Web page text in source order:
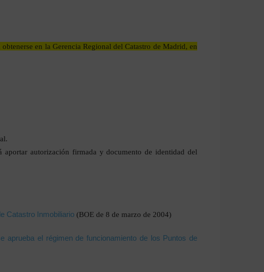
en la Gerencia Regional del Catastro de Madrid, en
autorización firmada y documento de identidad del
Catastro Inmobiliario (BOE de 8 de marzo de 2004)
aprueba el régimen de funcionamiento de los Puntos de